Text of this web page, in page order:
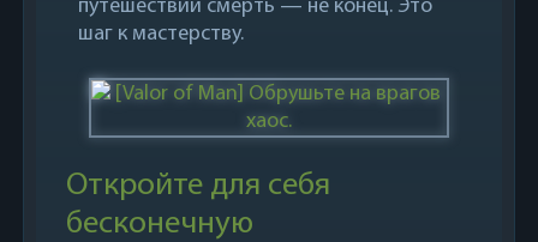
путешествии смерть — не конец. Это
шаг к мастерству.
Откройте для себя
бесконечную